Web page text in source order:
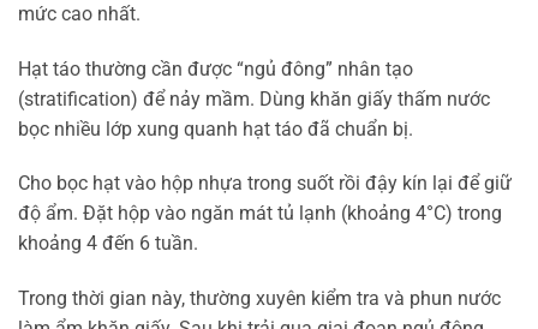
mức cao nhất.
Hạt táo thường cần được “ngủ đông” nhân tạo
(stratification) để nảy mầm. Dùng khăn giấy thấm nước
bọc nhiều lớp xung quanh hạt táo đã chuẩn bị.
Cho bọc hạt vào hộp nhựa trong suốt rồi đậy kín lại để giữ
độ ẩm. Đặt hộp vào ngăn mát tủ lạnh (khoảng 4°C) trong
khoảng 4 đến 6 tuần.
Trong thời gian này, thường xuyên kiểm tra và phun nước